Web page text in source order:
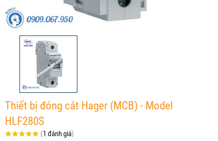
Thiết bị đóng cắt Hager (MCB) - Model
HLF280S
(1 đánh giá)